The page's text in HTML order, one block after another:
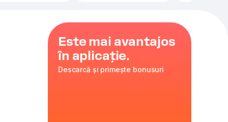
Este mai avantajos
în aplicație.
Descarcă și primește bonusuri